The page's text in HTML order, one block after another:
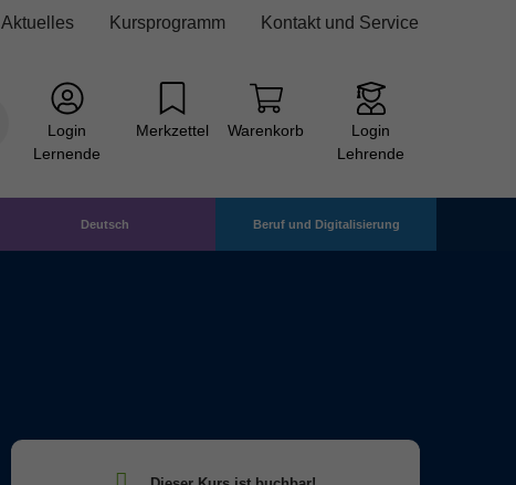
Aktuelles Kursprogramm Kontakt und Service
Login
Lernende
Merkzettel Warenkorb
Login
Lehrende
Deutsch Beruf und Digitalisierung